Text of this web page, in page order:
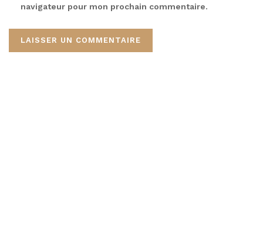
navigateur pour mon prochain commentaire.